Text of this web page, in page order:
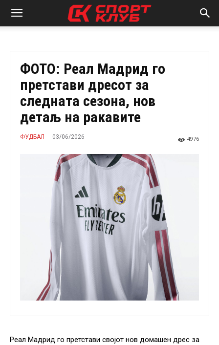
ФОТО: Реал Мадрид го
претстави дресот за
следната сезона, нов
детаљ на ракавите
ФУДБАЛ 03/06/2026 4976
Реал Мадрид го претстави својот нов домашен дрес за